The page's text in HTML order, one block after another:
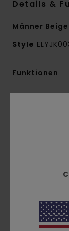
Details &
Männer
Style
Funktionen
und Melco-
Futter: